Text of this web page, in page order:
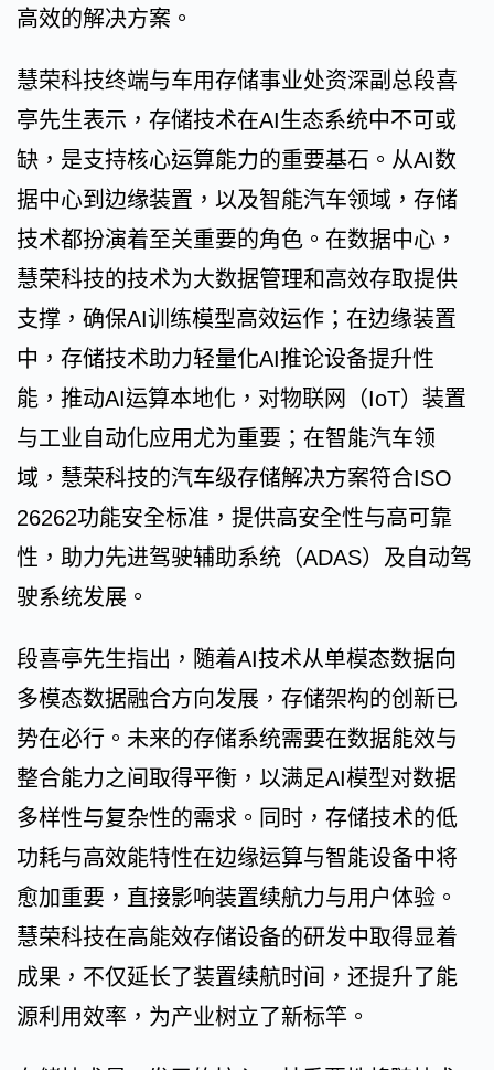
高效的解决方案。
慧荣科技终端与车用存储事业处资深副总段喜
亭先生表示，存储技术在AI生态系统中不可或
缺，是支持核心运算能力的重要基石。从AI数
据中心到边缘装置，以及智能汽车领域，存储
技术都扮演着至关重要的角色。在数据中心，
慧荣科技的技术为大数据管理和高效存取提供
支撑，确保AI训练模型高效运作；在边缘装置
中，存储技术助力轻量化AI推论设备提升性
能，推动AI运算本地化，对物联网（IoT）装置
与工业自动化应用尤为重要；在智能汽车领
域，慧荣科技的汽车级存储解决方案符合ISO
26262功能安全标准，提供高安全性与高可靠
性，助力先进驾驶辅助系统（ADAS）及自动驾
驶系统发展。
段喜亭先生指出，随着AI技术从单模态数据向
多模态数据融合方向发展，存储架构的创新已
势在必行。未来的存储系统需要在数据能效与
整合能力之间取得平衡，以满足AI模型对数据
多样性与复杂性的需求。同时，存储技术的低
功耗与高效能特性在边缘运算与智能设备中将
愈加重要，直接影响装置续航力与用户体验。
慧荣科技在高能效存储设备的研发中取得显着
成果，不仅延长了装置续航时间，还提升了能
源利用效率，为产业树立了新标竿。